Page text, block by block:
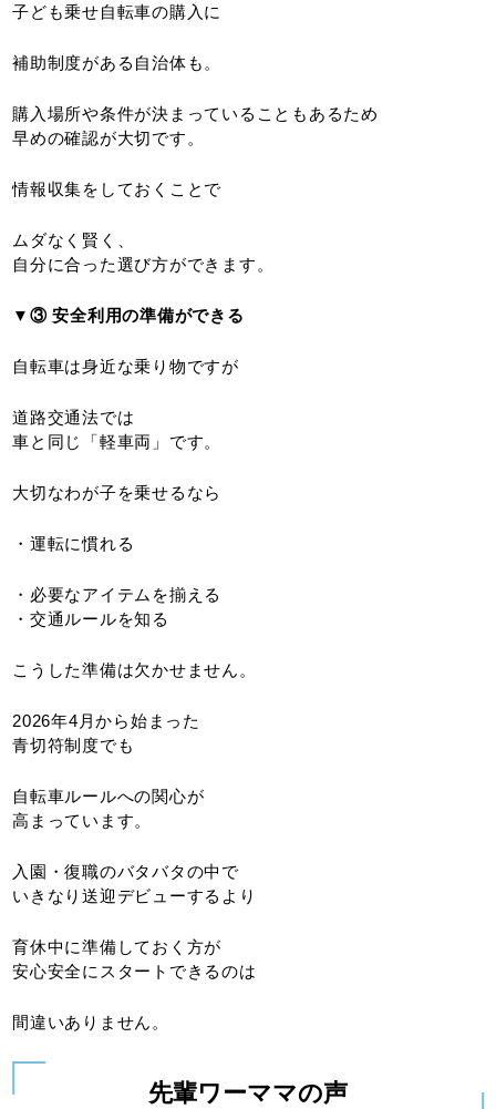
子ども乗せ自転車の購入に
補助制度がある自治体も。
購入場所や条件が決まっていることもあるため
早めの確認が大切です。
情報収集をしておくことで
ムダなく賢く、
自分に合った選び方ができます。
▼③ 安全利用の準備ができる
自転車は身近な乗り物ですが
道路交通法では
車と同じ「軽車両」です。
大切なわが子を乗せるなら
・運転に慣れる
・必要なアイテムを揃える
・交通ルールを知る
こうした準備は欠かせません。
2026年4月から始まった
青切符制度でも
自転車ルールへの関心が
高まっています。
入園・復職のバタバタの中で
いきなり送迎デビューするより
育休中に準備しておく方が
安心安全にスタートできるのは
間違いありません。
先輩ワーママの声